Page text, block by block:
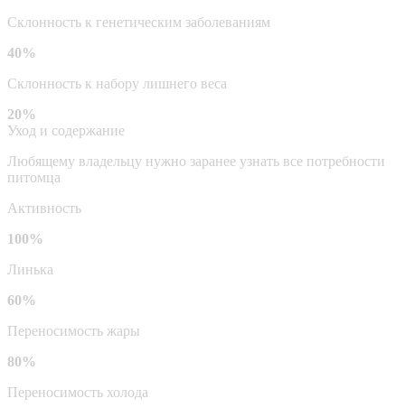
Склонность к генетическим заболеваниям
40%
Склонность к набору лишнего веса
20%
Уход и содержание
Любящему владельцу нужно заранее узнать все потребности
питомца
Активность
100%
Линька
60%
Переносимость жары
80%
Переносимость холода